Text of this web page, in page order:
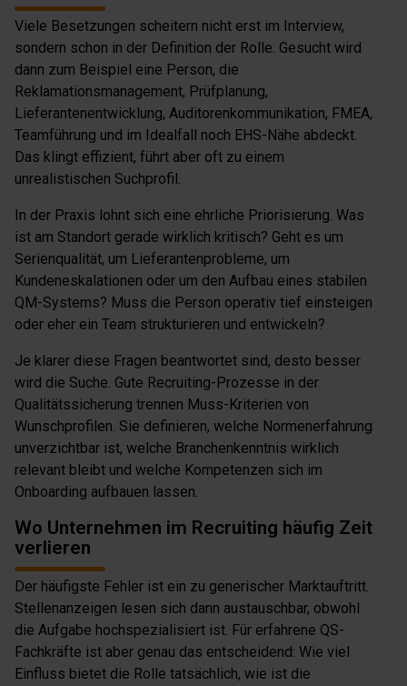
Viele Besetzungen scheitern nicht erst im Interview,
sondern schon in der Definition der Rolle. Gesucht wird
dann zum Beispiel eine Person, die
Reklamationsmanagement, Prüfplanung,
Lieferantenentwicklung, Auditorenkommunikation, FMEA,
Teamführung und im Idealfall noch EHS-Nähe abdeckt.
Das klingt effizient, führt aber oft zu einem
unrealistischen Suchprofil.
In der Praxis lohnt sich eine ehrliche Priorisierung. Was
ist am Standort gerade wirklich kritisch? Geht es um
Serienqualität, um Lieferantenprobleme, um
Kundeneskalationen oder um den Aufbau eines stabilen
QM-Systems? Muss die Person operativ tief einsteigen
oder eher ein Team strukturieren und entwickeln?
Je klarer diese Fragen beantwortet sind, desto besser
wird die Suche. Gute Recruiting-Prozesse in der
Qualitätssicherung trennen Muss-Kriterien von
Wunschprofilen. Sie definieren, welche Normenerfahrung
unverzichtbar ist, welche Branchenkenntnis wirklich
relevant bleibt und welche Kompetenzen sich im
Onboarding aufbauen lassen.
Wo Unternehmen im Recruiting häufig Zeit
verlieren
Der häufigste Fehler ist ein zu generischer Marktauftritt.
Stellenanzeigen lesen sich dann austauschbar, obwohl
die Aufgabe hochspezialisiert ist. Für erfahrene QS-
Fachkräfte ist aber genau das entscheidend: Wie viel
Einfluss bietet die Rolle tatsächlich, wie ist die